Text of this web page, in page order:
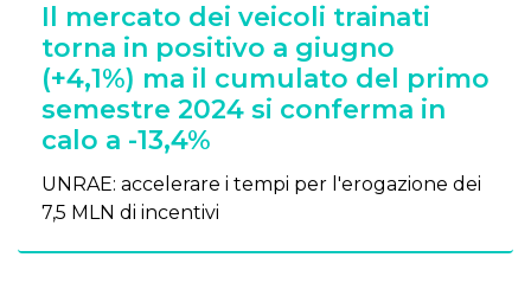
Il mercato dei veicoli trainati
torna in positivo a giugno
(+4,1%) ma il cumulato del primo
semestre 2024 si conferma in
calo a -13,4%
UNRAE: accelerare i tempi per l'erogazione dei
7,5 MLN di incentivi